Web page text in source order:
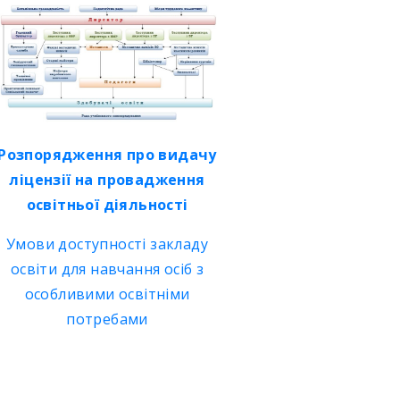
про видачу
ліцензії на провадження
освітньої діяльності
Умови доступності закладу
освіти для навчання осіб з
особливими освітніми
потребами